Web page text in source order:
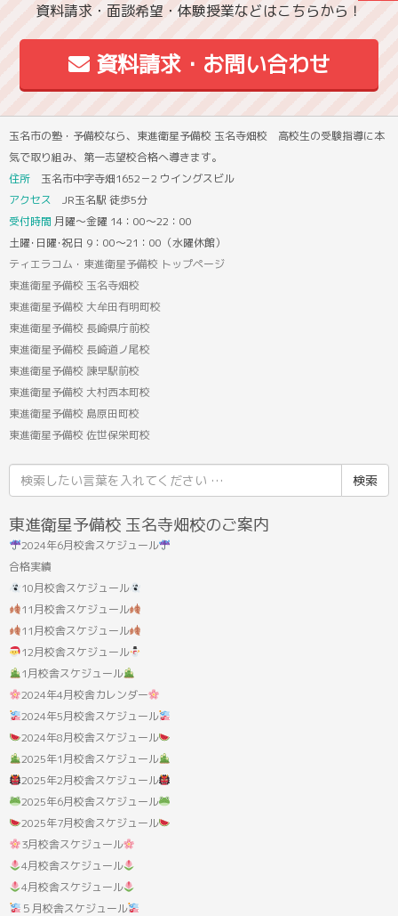
資料請求・面談希望・体験授業などはこちらから！
資料請求・お問い合わせ
玉名市の塾・予備校なら、東進衛星予備校 玉名寺畑校 高校生の受験指導に本
気で取り組み、第一志望校合格へ導きます。
住所 玉名市中字寺畑1652－2 ウイングスビル
アクセス JR玉名駅 徒歩5分
受付時間 月曜～金曜 14：00～22：00
土曜･日曜･祝日 9：00～21：00（水曜休館）
ティエラコム・東進衛星予備校 トップページ
東進衛星予備校 玉名寺畑校
東進衛星予備校 大牟田有明町校
東進衛星予備校 長崎県庁前校
東進衛星予備校 長崎道ノ尾校
東進衛星予備校 諫早駅前校
東進衛星予備校 大村西本町校
東進衛星予備校 島原田町校
東進衛星予備校 佐世保栄町校
索
結
果:
東進衛星予備校 玉名寺畑校のご案内
2024年6月校舎スケジュール
合格実績
10月校舎スケジュール
11月校舎スケジュール
11月校舎スケジュール
12月校舎スケジュール
1月校舎スケジュール
2024年4月校舎カレンダー
2024年5月校舎スケジュール
2024年8月校舎スケジュール
2025年1月校舎スケジュール
2025年2月校舎スケジュール
2025年6月校舎スケジュール
2025年7月校舎スケジュール
3月校舎スケジュール
4月校舎スケジュール
4月校舎スケジュール
５月校舎スケジュール